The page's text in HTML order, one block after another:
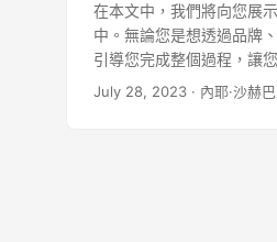
在本文中，我們將向您展
中。無論您是想透過品牌
引導您完成整個過程，讓
July 28, 2023 · 內耶·沙赫